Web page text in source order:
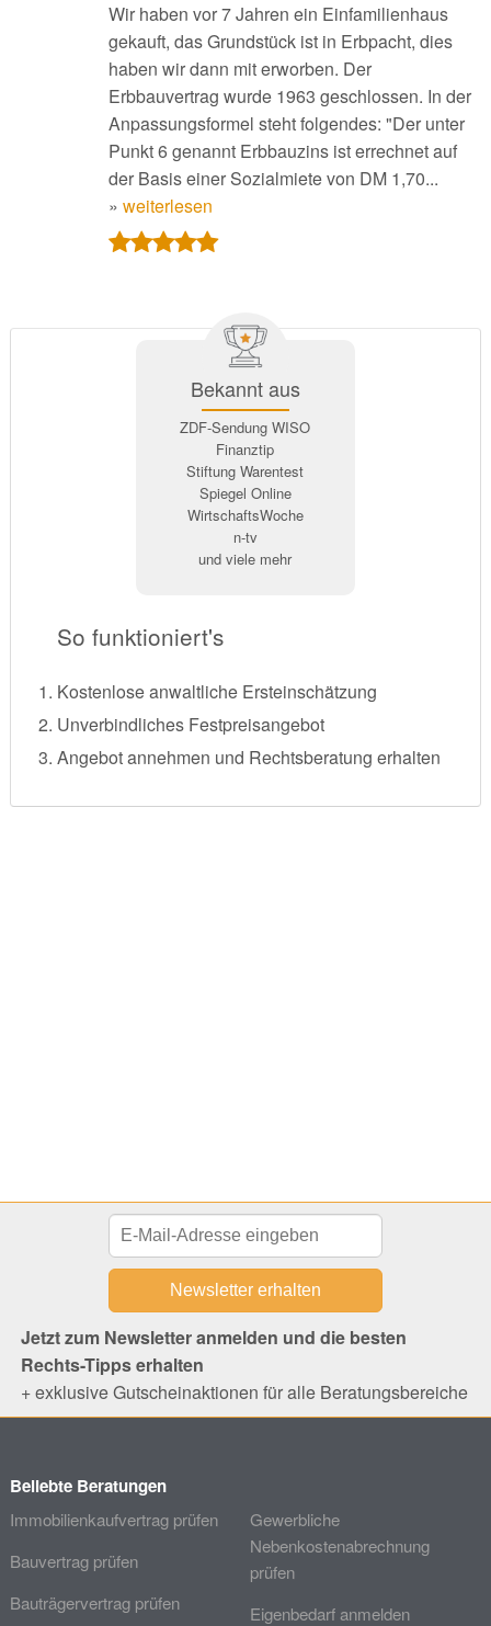
Wir haben vor 7 Jahren ein Einfamilienhaus
gekauft, das Grundstück ist in Erbpacht, dies
haben wir dann mit erworben. Der
Erbbauvertrag wurde 1963 geschlossen. In der
Anpassungsformel steht folgendes: "Der unter
Punkt 6 genannt Erbbauzins ist errechnet auf
der Basis einer Sozialmiete von DM 1,70...
» weiterlesen
Bekannt aus
ZDF-Sendung WISO
Finanztip
Stiftung Warentest
Spiegel Online
WirtschaftsWoche
n-tv
und viele mehr
So funktioniert's
Kostenlose anwaltliche Ersteinschätzung
Unverbindliches Festpreisangebot
Angebot annehmen und Rechtsberatung erhalten
Jetzt zum Newsletter anmelden und die besten
Rechts-Tipps erhalten
+ exklusive Gutscheinaktionen für alle Beratungsbereiche
Beliebte Beratungen
Immobilienkaufvertrag prüfen
Bauvertrag prüfen
Bauträgervertrag prüfen
Gewerbliche
Nebenkostenabrechnung
prüfen
Eigenbedarf anmelden